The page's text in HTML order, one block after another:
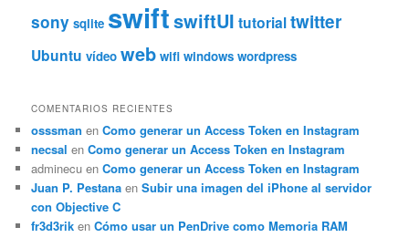
sony sqlite swiftswiftUI tutorialtwitter
Ubuntu vídeo web wifi windows wordpress
COMENTARIOS RECIENTES
osssman enComo generar un Access Token en Instagram
necsal enComo generar un Access Token en Instagram
adminecu enComo generar un Access Token en Instagram
Juan P. Pestana enSubir una imagen del iPhone al servidor
con Objective C
fr3d3rik enCómo usar un PenDrive como Memoria RAM